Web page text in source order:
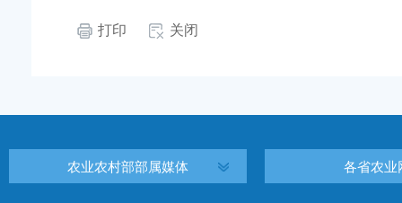
打印 关闭
农业农村部部属媒体 各省农业